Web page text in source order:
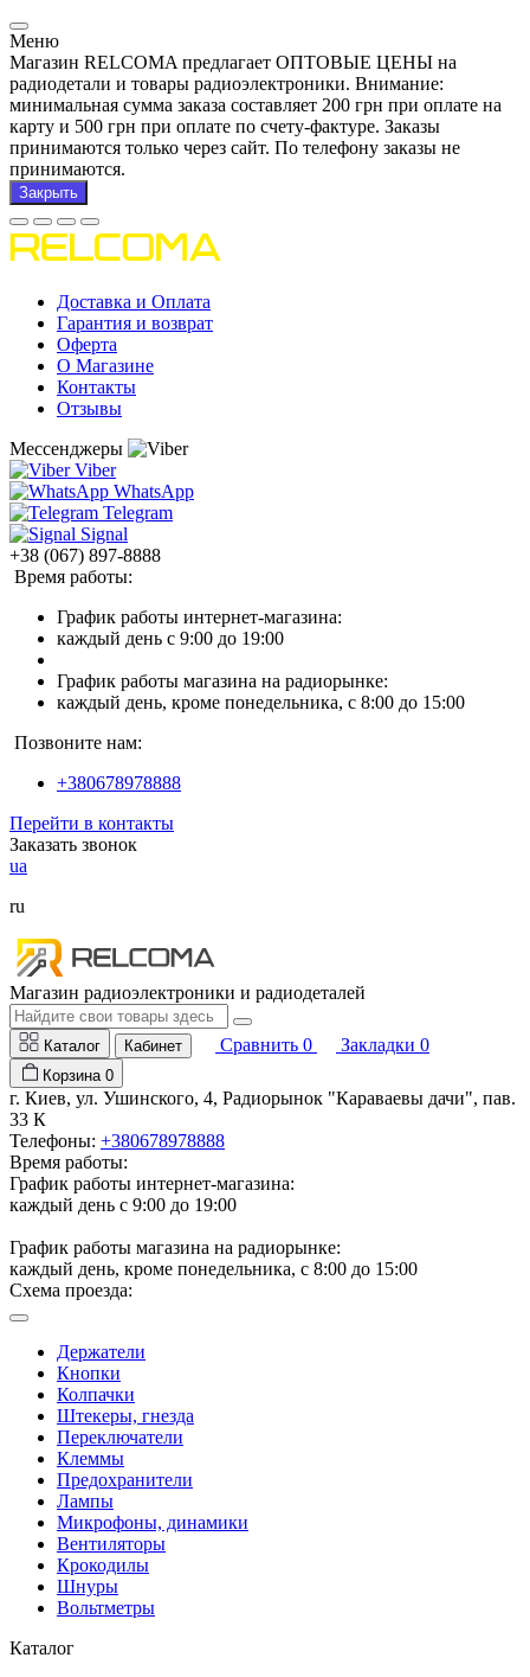
Меню
Магазин RELCOMA предлагает ОПТОВЫЕ ЦЕНЫ на
радиодетали и товары радиоэлектроники. Внимание:
минимальная сумма заказа составляет 200 грн при оплате на
карту и 500 грн при оплате по счету-фактуре. Заказы
принимаются только через сайт. По телефону заказы не
принимаются.
Закрыть
Доставка и Оплата
Гарантия и возврат
Оферта
О Магазине
Контакты
Отзывы
Мессенджеры
Viber
WhatsApp
Telegram
Signal
+38 (067) 897-8888
Время работы:
График работы интернет-магазина:
каждый день с 9:00 до 19:00
График работы магазина на радиорынке:
каждый день, кроме понедельника, с 8:00 до 15:00
Позвоните нам:
+380678978888
Перейти в контакты
Заказать звонок
ua
ru
Магазин радиоэлектроники и радиодеталей
Каталог Кабинет Сравнить 0 Закладки 0
Корзина 0
г. Киев, ул. Ушинского, 4, Радиорынок "Караваевы дачи", пав.
33 К
Телефоны: +380678978888
Время работы:
График работы интернет-магазина:
каждый день с 9:00 до 19:00
График работы магазина на радиорынке:
каждый день, кроме понедельника, с 8:00 до 15:00
Схема проезда:
Держатели
Кнопки
Колпачки
Штекеры, гнезда
Переключатели
Клеммы
Предохранители
Лампы
Микрофоны, динамики
Вентиляторы
Крокодилы
Шнуры
Вольтметры
Каталог